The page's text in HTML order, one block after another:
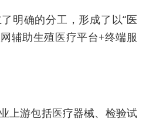
明确的分工，形成了以“医
辅助生殖医疗平台+终端服
上游包括医疗器械、检验试